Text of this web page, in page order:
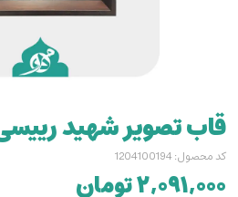
قاب تصویر شهید
کد محصول: 1204100194
۲,۰۹۱,۰۰۰ تومان